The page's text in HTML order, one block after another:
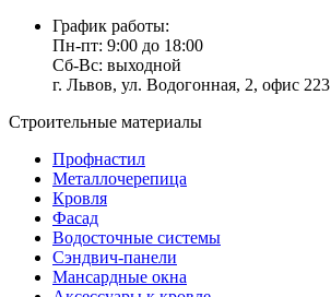
График работы:
Пн-пт: 9:00 до 18:00
Сб-Вс: выходной
г. Львов, ул. Водогонная, 2, офис 223
Строительные материалы
Профнастил
Металлочерепица
Кровля
Фасад
Водосточные системы
Сэндвич-панели
Мансардные окна